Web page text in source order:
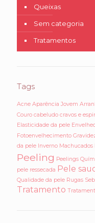
Queixas
Sem categoria
Tratamentos
Tags
Acne Aparência Jovem
Couro cabeludo cravos e
Elasticidade da pele
Fotoenvelhecimento
da pele Inverno Machucados
Peeling Peelings
pele ressecada Pele
Qualidade da pele Rugas
Tratamento